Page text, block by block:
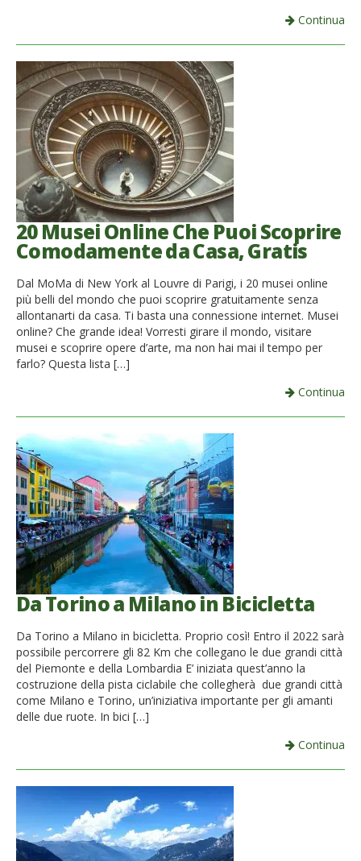
Continua
20 Musei Online Che Puoi Scoprire
Comodamente da Casa, Gratis
Dal MoMa di New York al Louvre di Parigi, i 20 musei online
più belli del mondo che puoi scoprire gratuitamente senza
allontanarti da casa. Ti basta una connessione internet. Musei
online? Che grande idea! Vorresti girare il mondo, visitare
musei e scoprire opere d’arte, ma non hai mai il tempo per
farlo? Questa lista […]
Continua
Da Torino a Milano in Bicicletta
Da Torino a Milano in bicicletta. Proprio così! Entro il 2022 sarà
possibile percorrere gli 82 Km che collegano le due grandi città
del Piemonte e della Lombardia E’ iniziata quest’anno la
costruzione della pista ciclabile che collegherà due grandi città
come Milano e Torino, un’iniziativa importante per gli amanti
delle due ruote. In bici […]
Continua